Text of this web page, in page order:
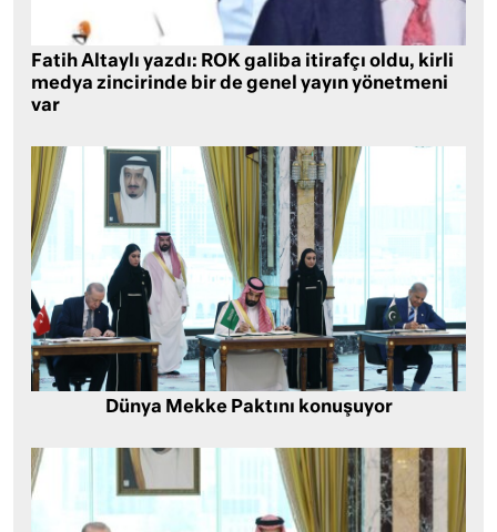
Fatih Altaylı yazdı: ROK galiba itirafçı oldu, kirli
medya zincirinde bir de genel yayın yönetmeni
var
Dünya Mekke Paktını konuşuyor